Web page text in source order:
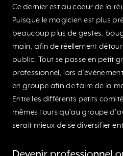
Ce dernier est au coeur de la
Puisque le magicien est plus
beaucoup plus de gestes,
main, afin de réellement
public. Tout se passe en petit
professionnel, lors
en groupe afin de faire de la
Entre les différents petits
mêmes tours qu’au groupe
serait mieux de se diversifier